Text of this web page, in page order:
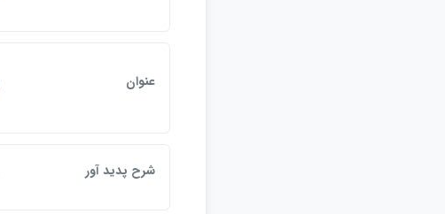
عنوان
شرح پديد آور